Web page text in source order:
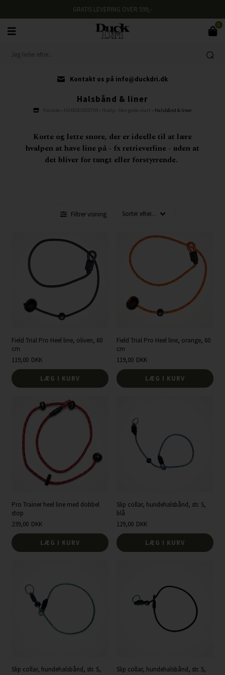
GRATIS LEVERING OVER 599,-
0
Kontakt os på info@duckdri.dk
Halsbånd & liner
Forside HUNDEUDSTYR» Hvalp - Den gode start Halsbånd & liner
Korte og lette snore, der er ideelle til at lære
hvalpen at have line på - fx retrieverline - uden at
det bliver for tungt eller forstyrrende.
Filtrer visning
Field Trial Pro Heel line, oliven, 60
cm
119,00 DKK
LÆG I KURV
Field Trial Pro Heel line, orange, 60
cm
119,00 DKK
LÆG I KURV
Pro Trainer heel line med dobbel
stop
239,00 DKK
LÆG I KURV
Slip collar, hundehalsbånd, str. S,
blå
129,00 DKK
LÆG I KURV
Slip collar, hundehalsbånd, str. S,
Slip collar, hundehalsbånd, str. S,